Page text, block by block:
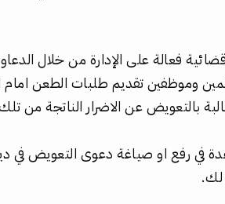
فعالة على الإدارة من خلال
وموظفين تقديم طلبات الطعن
بالتعويض عن الاضرار الناتجة من
في رفع او صياغة دعوى التعويض في
لك.